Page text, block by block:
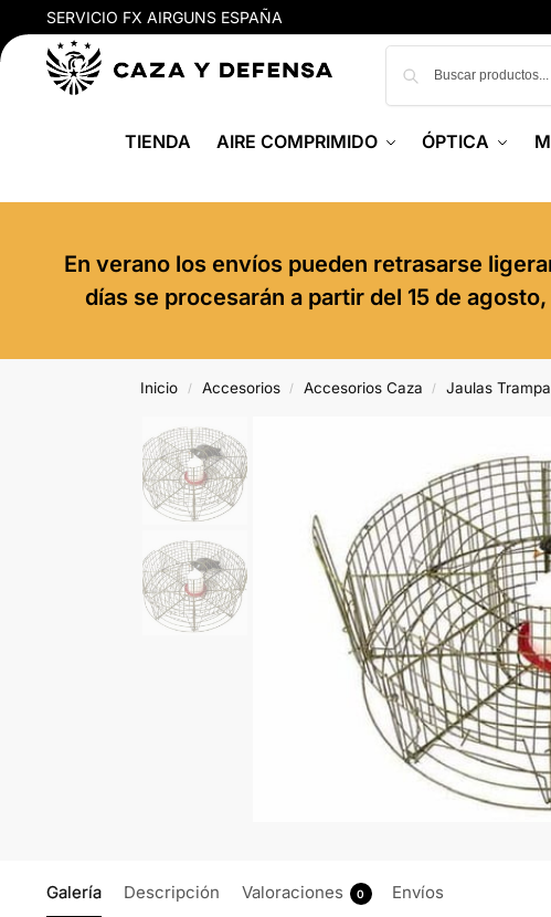
SERVICIO FX AIRGUNS ESPAÑA
TIENDA AIRE COMPRIMIDO ÓPTICA
En verano los envíos pueden retrasarse
días se procesarán a partir del 15 de
Inicio / Accesorios / Accesorios Caza / Jaulas
Galería Descripción Valoraciones 0 Envíos